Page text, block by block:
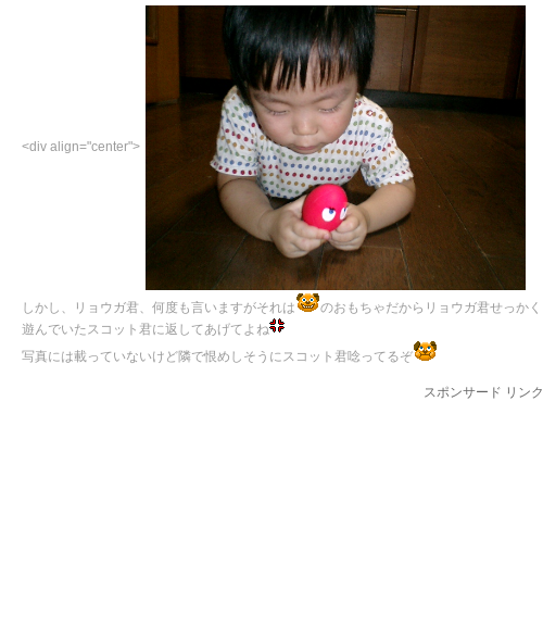
<div align="center">
しかし、リョウガ君、何度も言いますがそれは
のおもちゃだからリョウガ君せっかく
遊んでいたスコット君に返してあげてよね
写真には載っていないけど隣で恨めしそうにスコット君唸ってるぞ
スポンサード リンク